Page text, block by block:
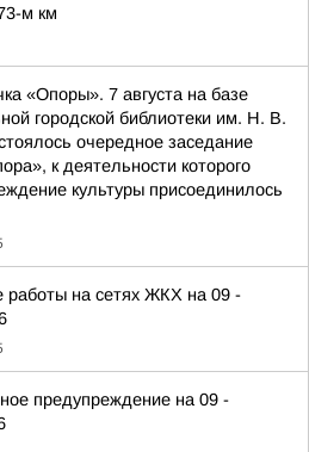
м км
«Опоры». 7 августа на базе
городской библиотеки им. Н. В.
очередное заседание
к деятельности которого
культуры присоединилось
работы на сетях ЖКХ на 09 -
предупреждение на 09 -